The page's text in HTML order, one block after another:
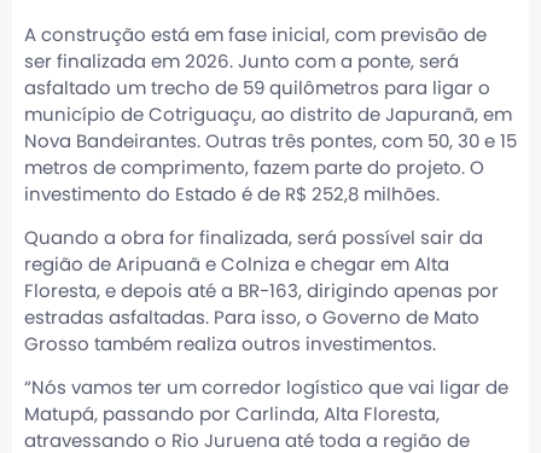
A construção está em fase inicial, com previsão de
ser finalizada em 2026. Junto com a ponte, será
asfaltado um trecho de 59 quilômetros para ligar o
município de Cotriguaçu, ao distrito de Japuranã, em
Nova Bandeirantes. Outras três pontes, com 50, 30 e 15
metros de comprimento, fazem parte do projeto. O
investimento do Estado é de R$ 252,8 milhões.
Quando a obra for finalizada, será possível sair da
região de Aripuanã e Colniza e chegar em Alta
Floresta, e depois até a BR-163, dirigindo apenas por
estradas asfaltadas. Para isso, o Governo de Mato
Grosso também realiza outros investimentos.
“Nós vamos ter um corredor logístico que vai ligar de
Matupá, passando por Carlinda, Alta Floresta,
atravessando o Rio Juruena até toda a região de